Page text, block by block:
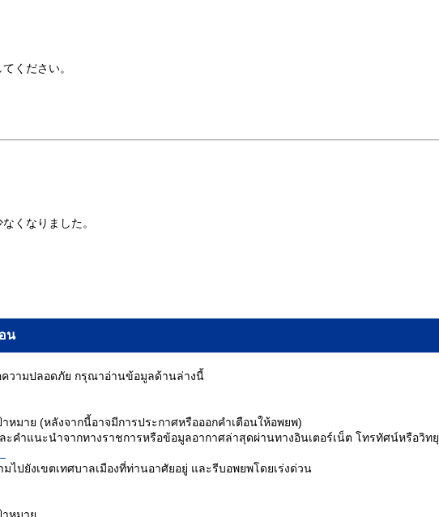
ください。
くなりました。
น
วามปลอดภัย กรุณาอ่านข้อมูลด้านล่างนี้
มาย (หลังจากนี้อาจมีการประกาศหรือออกคำเตือนให้อพยพ)
คำแนะนำจากทางราชการหรือข้อมูลอากาศล่าสุดผ่านทางอินเตอร์เน็ต โทรทัศน์หรือวิทยุ
ปยังเขตเทศบาลเมืองที่ท่านอาศัยอยู่ และรีบอพยพโดยเร่งด่วน
หมาย